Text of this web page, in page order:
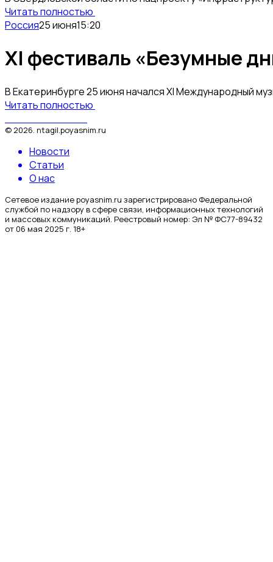
Читать полностью
Россия25 июня15:20
XI фестиваль «Безумные
В Екатеринбурге 25 июня начался XI Международный
Читать полностью
© 2026 ntagil.poyasnim.ru
Новости
Статьи
О нас
Сетевое издание poyasnim.ru зарегистрировано Федеральной
службой по надзору в сфере связи, информационных технологий
и массовых коммуникаций. Реестровый номер: Эл № ФС77-89432
от 06 мая 2025 г. 18+